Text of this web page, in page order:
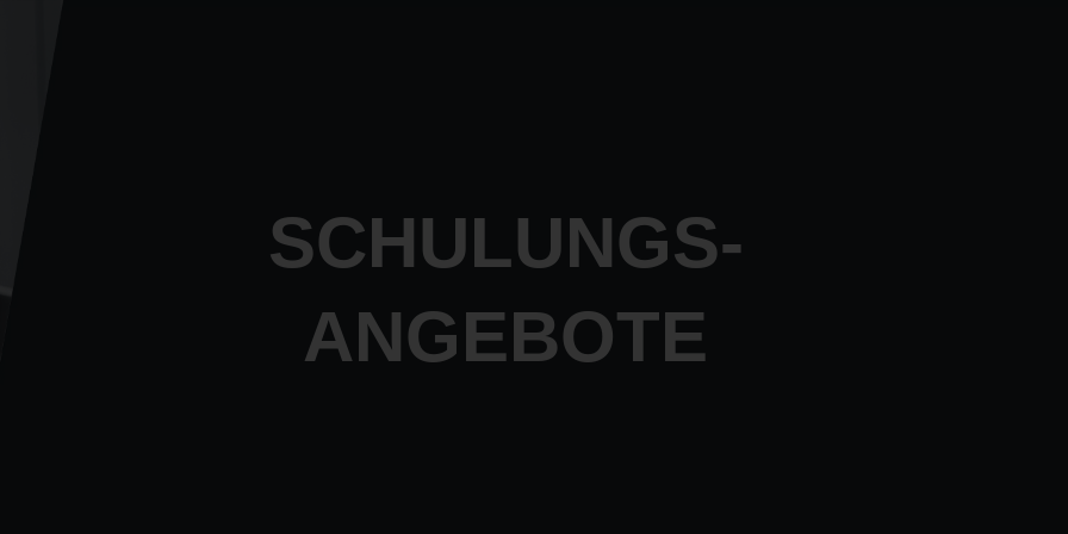
SCHULUNGS-
ANGEBOTE